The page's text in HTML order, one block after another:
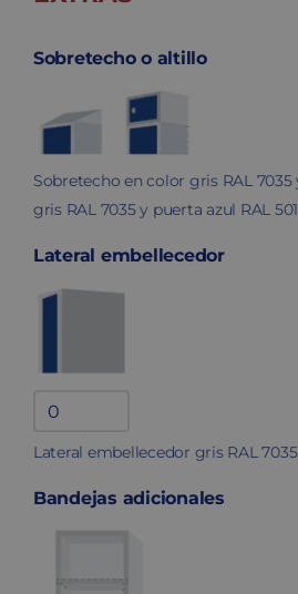
Sobretecho o altillo
Sobretecho en color gris RAL
gris RAL 7035 y puerta azul RAL
Lateral embellecedor
Lateral
embellecedor
Lateral embellecedor gris RAL 7035.
Bandejas adicionales